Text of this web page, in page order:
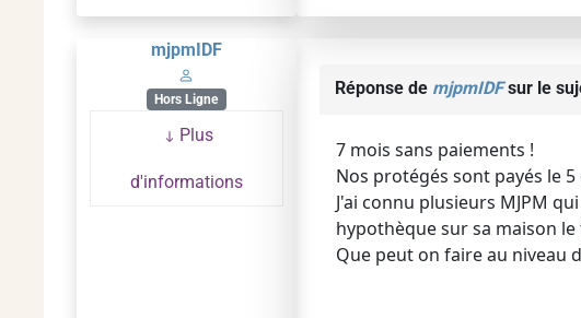
mjpmIDF
Hors Ligne
Plus
d'informations
Réponse de mjpmIDFsur le
7 mois sans paiements !
Nos protégés sont payés le
J'ai connu plusieurs MJPM
hypothèque sur sa maison
Que peut on faire au niveau